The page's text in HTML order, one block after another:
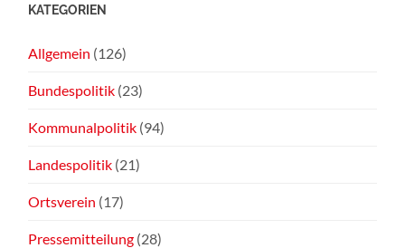
KATEGORIEN
Allgemein (126)
Bundespolitik (23)
Kommunalpolitik (94)
Landespolitik (21)
Ortsverein (17)
Pressemitteilung (28)